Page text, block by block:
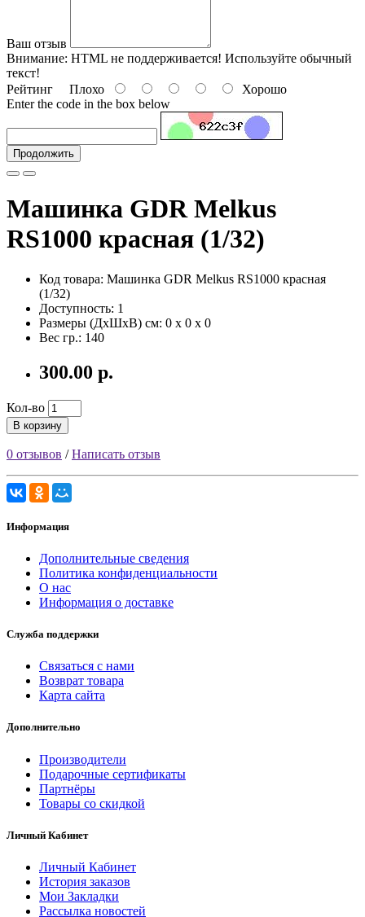
Ваш отзыв
Внимание: HTML не поддерживается! Используйте обычный
текст!
Рейтинг Плохо
Хорошо
Enter the code in the box below
Продолжить
Машинка GDR Melkus
RS1000 красная (1/32)
Код товара: Машинка GDR Melkus RS1000 красная
(1/32)
Доступность: 1
Размеры (ДxШxВ) см: 0 x 0 x 0
Вес гр.: 140
300.00 р.
Кол-во
В корзину
0 отзывов /Написать отзыв
Информация
Дополнительные сведения
Политика конфиденциальности
О нас
Информация о доставке
Служба поддержки
Связаться с нами
Возврат товара
Карта сайта
Дополнительно
Производители
Подарочные сертификаты
Партнёры
Товары со скидкой
Личный Кабинет
Личный Кабинет
История заказов
Мои Закладки
Рассылка новостей